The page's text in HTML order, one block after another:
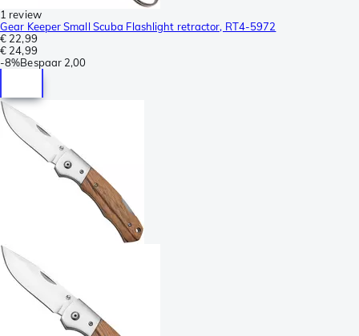
1 review
Gear Keeper Small Scuba Flashlight retractor, RT4-5972
€ 22,99
€ 24,99
-8%Bespaar 2,00